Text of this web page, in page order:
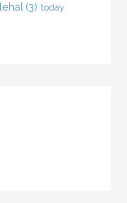
(3) today